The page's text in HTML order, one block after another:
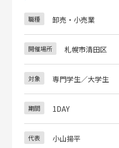
職種 卸売・小売業
開催場所 札幌市清田区
対象 専門学生／大学生
期間 1DAY
代表 小山揚平